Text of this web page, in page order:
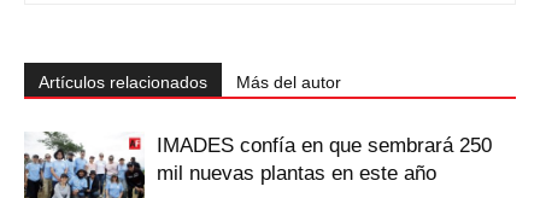
Artículos relacionados Más del autor
IMADES confía en que sembrará 250
mil nuevas plantas en este año